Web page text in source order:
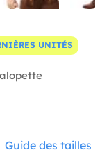
UNITÉS
Guide des tailles